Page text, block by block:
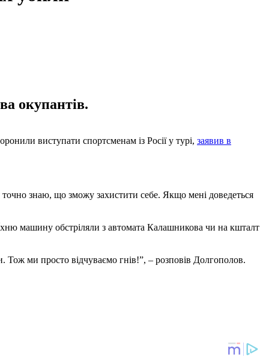
окупантів.
виступати спортсменам із Росії у турі, заявив в
знаю, що зможу захистити себе. Якщо мені доведеться
машину обстріляли з автомата Калашникова чи на кшталт
Тож ми просто відчуваємо гнів!”, – розповів Долгополов.